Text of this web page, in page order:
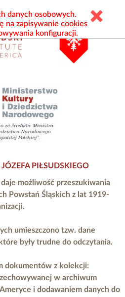
PIŁSUDSKIEGO
daje możliwość przeszukiwania
Powstań Śląskich z lat 1919-
umieszczono tzw. dane
były trudne do odczytania.
dokumentów z kolekcji:
w archiwum
i dodawaniem danych do
danych osobowych.
na zapisywanie cookies
konfiguracji.